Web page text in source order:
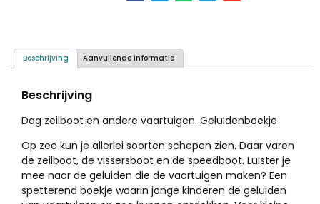
Beschrijving Aanvullende informatie
Beschrijving
Dag zeilboot en andere vaartuigen. Geluidenboekje
Op zee kun je allerlei soorten schepen zien. Daar varen
de zeilboot, de vissersboot en de speedboot. Luister je
mee naar de geluiden die de vaartuigen maken? Een
spetterend boekje waarin jonge kinderen de geluiden